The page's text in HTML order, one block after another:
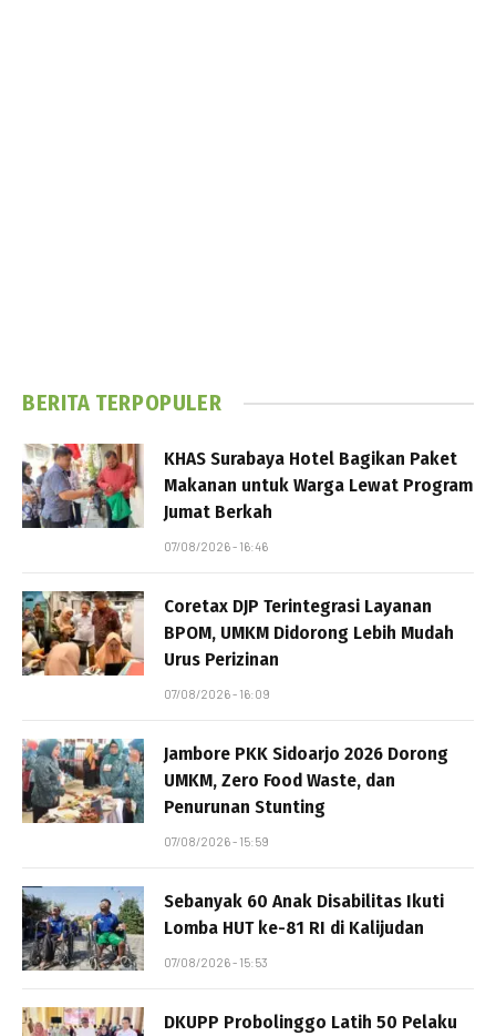
BERITA TERPOPULER
KHAS Surabaya Hotel Bagikan Paket
Makanan untuk Warga Lewat Program
Jumat Berkah
07/08/2026 - 16:46
Coretax DJP Terintegrasi Layanan
BPOM, UMKM Didorong Lebih Mudah
Urus Perizinan
07/08/2026 - 16:09
Jambore PKK Sidoarjo 2026 Dorong
UMKM, Zero Food Waste, dan
Penurunan Stunting
07/08/2026 - 15:59
Sebanyak 60 Anak Disabilitas Ikuti
Lomba HUT ke-81 RI di Kalijudan
07/08/2026 - 15:53
DKUPP Probolinggo Latih 50 Pelaku